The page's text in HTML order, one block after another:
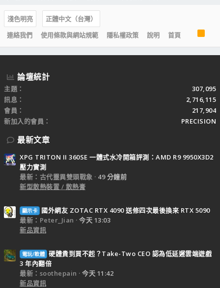
淺色明亮
正體中文（台灣）
連絡我們
使用條款與網站規範 隱私權政策 說明 首頁
R
S
S
論壇統計
主題
307,095
訊息
2,716,115
會員
217,904
新加入的會員
PRECISION
最新文章
XPG TRITON II 360SE 一體式水冷開箱評測：AMD R9 9950X3D2
壓力實測
最新：古代靈異雙頭戰象
49 分鐘前
新型散熱裝置 / 散熱膏
顯示卡
國外網友 ZOTAC RTX 4090 送修四次最後換來 RTX 5090
最新：Peter_Jian
今天 13:03
新品資訊
電玩/軟體 硬體貴到買不起？Take-Two CEO 認為低延遲雲端遊戲
3 年內翻倍
最新：soothepain
今天 11:42
新品資訊